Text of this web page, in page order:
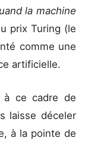
la machine
prix Turing (le
comme une
artificielle.
à ce cadre de
laisse déceler
à la pointe de